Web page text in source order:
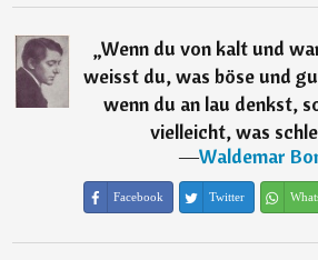
„Wenn du von kalt und
weisst du, was böse und
wenn du an lau denkst,
vielleicht, was
―Waldemar
Facebook Twitter